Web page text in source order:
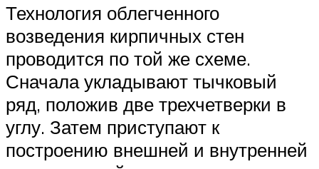
Технология облегченного
возведения кирпичных стен
проводится по той же схеме.
Сначала укладывают тычковый
ряд, положив две трехчетверки в
углу. Затем приступают к
построению внешней и внутренней